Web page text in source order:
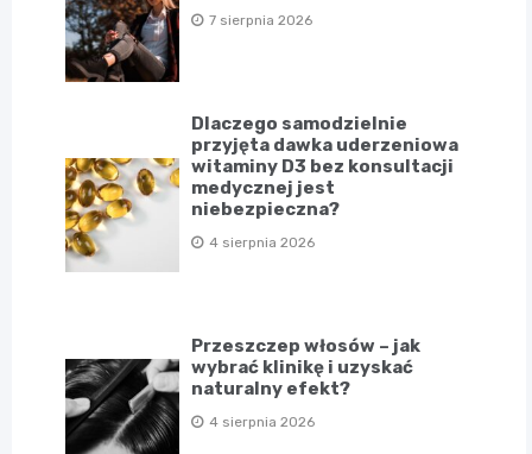
7 sierpnia 2026
Dlaczego samodzielnie
przyjęta dawka uderzeniowa
witaminy D3 bez konsultacji
medycznej jest
niebezpieczna?
4 sierpnia 2026
Przeszczep włosów – jak
wybrać klinikę i uzyskać
naturalny efekt?
4 sierpnia 2026